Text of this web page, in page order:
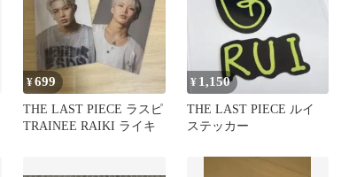
¥699
THE LAST PIECE ラスピ
TRAINEE RAIKI ライキ
¥ 1,150
THE LAST PIECE ルイ
ステッカー